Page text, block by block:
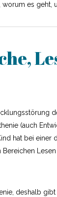
worum es geht,
(auch
hat bei einer
deshalb